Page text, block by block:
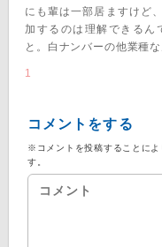
にも輩は一部居ますけど
加するのは理解できるん
と。白ナンバーの他業種
1
コメントをする
※コメントを投稿することによ
す。